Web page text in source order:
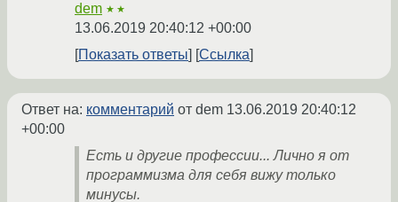
dem ★★
13.06.2019 20:40:12 +00:00
Показать ответы
Ссылка
Ответ на: комментарий от dem 13.06.2019 20:40:12
+00:00
Есть и другие профессии... Лично я от
программизма для себя вижу только
минусы.